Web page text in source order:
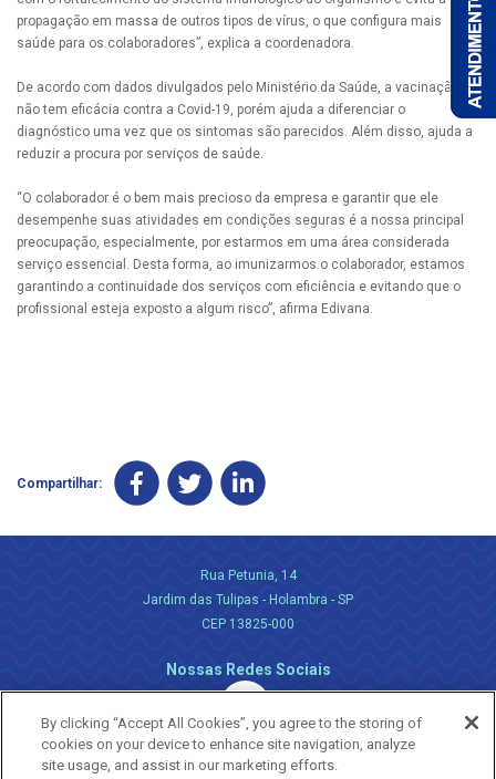
propagação em massa de outros tipos de vírus, o que configura mais
saúde para os colaboradores”, explica a coordenadora.
De acordo com dados divulgados pelo Ministério da Saúde, a vacinação
não tem eficácia contra a Covid-19, porém ajuda a diferenciar o
diagnóstico uma vez que os sintomas são parecidos. Além disso, ajuda a
reduzir a procura por serviços de saúde.
“O colaborador é o bem mais precioso da empresa e garantir que ele
desempenhe suas atividades em condições seguras é a nossa principal
preocupação, especialmente, por estarmos em uma área considerada
serviço essencial. Desta forma, ao imunizarmos o colaborador, estamos
garantindo a continuidade dos serviços com eficiência e evitando que o
profissional esteja exposto a algum risco”, afirma Edivana.
Compartilhar:
Rua Petunia, 14
Jardim das Tulipas - Holambra - SP
CEP 13825-000
Nossas Redes Sociais
By clicking “Accept All Cookies”, you agree to the storing of
cookies on your device to enhance site navigation, analyze
site usage, and assist in our marketing efforts.